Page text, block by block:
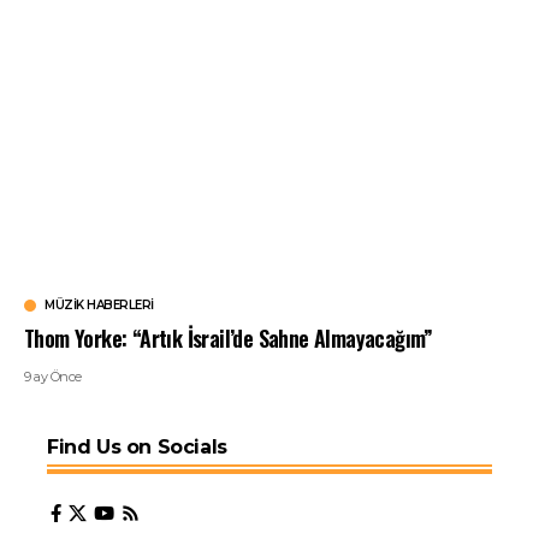
MÜZIK HABERLERI
Thom Yorke: “Artık İsrail’de Sahne Almayacağım”
9 ay Önce
Find Us on Socials